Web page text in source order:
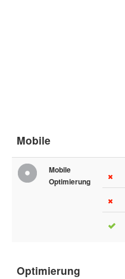
Mobile
Mobile
Optimierung
Optimierung